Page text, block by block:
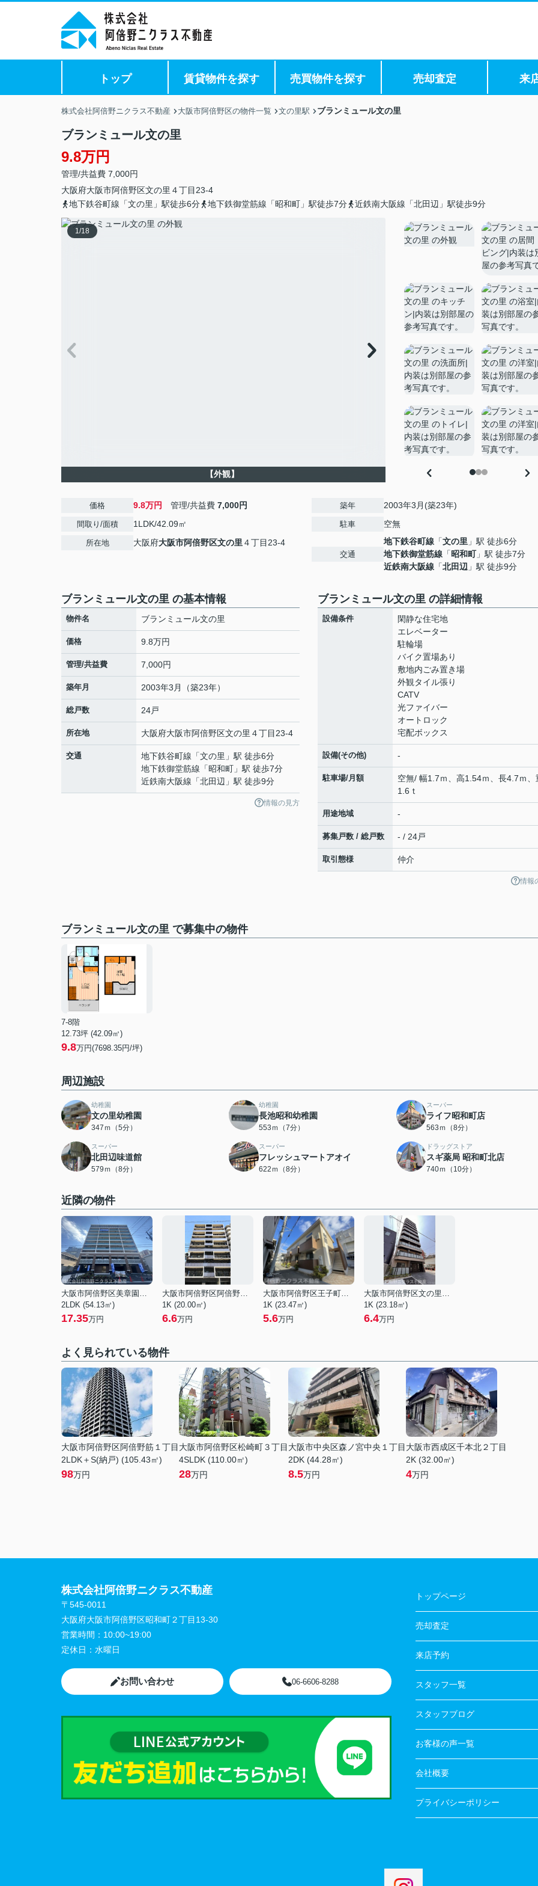
トップ 賃貸物件を探す 売買物件を探す 売却査定 来
株式会社阿倍野ニクラス不動産 大阪市阿倍野区の物件一覧 文の里駅 ブランミュール文の里
ブランミュール文の里
9.8万円
管理/共益費 7,000円
大阪府大阪市阿倍野区文の里 ４丁目23-4
地下鉄谷町線「文の里」駅徒歩6分
地下鉄御堂筋線「昭和町」駅徒歩7分 近鉄南大阪線「北田辺」駅徒歩9分
1/18
【外観】
価格 9.8万円 管理/共益費 7,000円
間取り/面積 1LDK/42.09㎡
所在地 大阪府大阪市阿倍野区文の里 ４丁目23-4
築年 2003年3月(築23年)
駐車 空無
交通
地下鉄谷町線 「文の里 」駅 徒歩6分
地下鉄御堂筋線 「昭和町」駅 徒歩7分
近鉄南大阪線 「北田辺 」駅 徒歩9分
ブランミュール文の里 の基本情報
物件名 ブランミュール文の里
価格 9.8万円
管理/共益費 7,000円
築年月 2003年3月（築23年）
総戸数 24戸
所在地 大阪府大阪市阿倍野区文の里 ４丁目23-4
交通 地下鉄谷町線 「文の里 」駅 徒歩6分
地下鉄御堂筋線 「昭和町 」駅 徒歩7分
近鉄南大阪線 「北田辺 」駅 徒歩9分
情報の見方
ブランミュール文の里 の詳細情報
設備条件
閑静な住宅地
エレベーター
駐輪場
バイク置場あり
敷地内ごみ置き場
外観タイル張り
CATV
光ファイバー
オートロック
宅配ボックス
設備(その他) -
駐車場/月額
空無/ 幅1.7ｍ、高1.54ｍ、長4.7ｍ、
1.6ｔ
用途地域 -
募集戸数 / 総戸数 - / 24戸
取引態様 仲介
情報
ブランミュール文の里 で募集中の物件
7-8階
12.73坪 (42.09㎡)
9.8万円(7698.35円/坪)
周辺施設
幼稚園
文の里幼稚園
347ｍ（5分）
幼稚園
長池昭和幼稚園
553ｍ（7分）
スーパー
ライフ昭和町店
563ｍ（8分）
スーパー
北田辺味道館
579ｍ（8分）
スーパー
フレッシュマートアオイ
622ｍ（8分）
ドラッグストア
スギ薬局 昭和町北店
740ｍ（10分）
近隣の物件
大阪市阿倍野区美章園１丁目
2LDK (54.13㎡)
17.35万円
大阪市阿倍野区阿倍野筋５丁目
1K (20.00㎡)
6.6万円
大阪市阿倍野区王子町３丁目
1K (23.47㎡)
5.6万円
大阪市阿倍野区文の里４丁目
1K (23.18㎡)
6.4万円
よく見られている物件
大阪市阿倍野区阿倍野筋１丁目
2LDK＋S(納戸) (105.43㎡)
98万円
大阪市阿倍野区松崎町３丁目
4SLDK (110.00㎡)
28万円
大阪市中央区森ノ宮中央１丁目
2DK (44.28㎡)
8.5万円
大阪市西成区千本北２丁目
2K (32.00㎡)
4万円
株式会社阿倍野ニクラス不動産
〒545-0011
大阪府大阪市阿倍野区昭和町２丁目13-30
営業時間： 10:00~19:00
定休日： 水曜日
お問い合わせ 06-6606-8288
トップページ
売却査定
来店予約
スタッフ一覧
スタッフブログ
お客様の声一覧
会社概要
プライバシーポリシー